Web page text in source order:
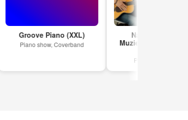
Groove Piano (XXL)
Piano show, Coverband
Natuurlijk Muziek
Muziekvertelling en Live
Pop, Easy Listening